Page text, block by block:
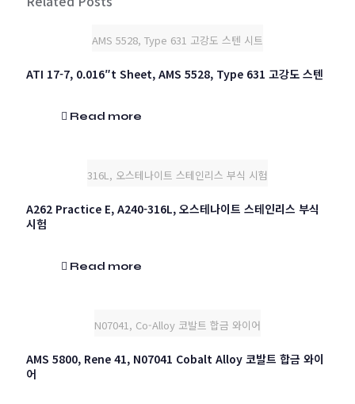
AMS 5528, Type 631 고강도 스텐 시트
ATI 17-7, 0.016″t Sheet, AMS 5528, Type 631 고강도 스텐
Read more
316L, 오스테나이트 스테인리스 부식 시험
A262 Practice E, A240-316L, 오스테나이트 스테인리스 부식
시험
Read more
N07041, Co-Alloy 코발트 합금 와이어
AMS 5800, Rene 41, N07041 Cobalt Alloy 코발트 합금 와이
어